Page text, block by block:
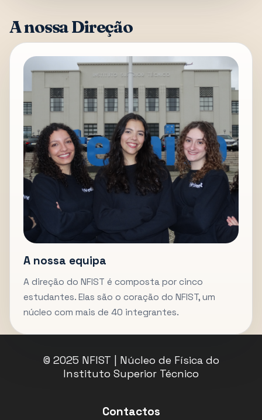
A nossa Direção
A nossa equipa
A direção do NFIST é composta por cinco
estudantes. Elas são o coração do NFIST, um
núcleo com mais de 40 integrantes.
© 2025 NFIST | Núcleo de Física do
Instituto Superior Técnico
Contactos